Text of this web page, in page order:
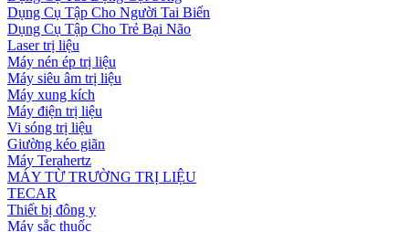
Dụng Cụ Tập Cho Người Tai Biến
Dụng Cụ Tập Cho Trẻ Bại Não
Laser trị liệu
Máy nén ép trị liệu
Máy siêu âm trị liệu
Máy xung kích
Máy điện trị liệu
Vi sóng trị liệu
Giường kéo giãn
Máy Terahertz
MÁY TỪ TRƯỜNG TRỊ LIỆU
TECAR
Thiết bị đông y
Máy sắc thuốc